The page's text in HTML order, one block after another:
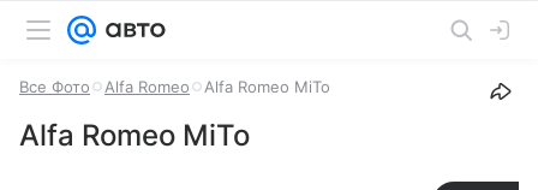
Все Фото Alfa Romeo Alfa Romeo MiTo
Alfa Romeo MiTo